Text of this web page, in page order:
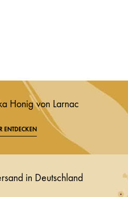
Honig von Larnac
ENTDECKEN
in Deutschland